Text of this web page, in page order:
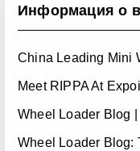
Информация о